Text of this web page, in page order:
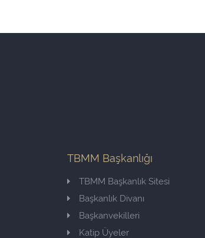
TBMM Başkanlığı
TBMM Başkanlık Sitesi
Başkanlık Divanı
Başkanvekilleri
Katip Üyeler